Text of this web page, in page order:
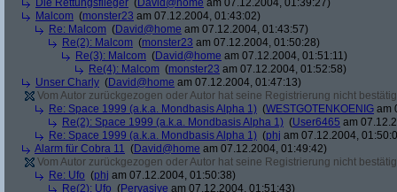
Die Rettungsflieger ( David@home am 07.12.2004, 01:39:27)
Malcom (monster23 am 07.12.2004, 01:43:02)
Re: Malcom (David@home am 07.12.2004, 01:43:57)
Re(2): Malcom (monster23 am 07.12.2004, 01:50:28)
Re(3): Malcom (David@home am 07.12.2004, 01:51:11)
Re(4): Malcom (monster23 am 07.12.2004, 01:52:58)
Unser Charly (David@home am 07.12.2004, 01:47:13)
Vom Autor zurückgezogen oder Autor hat seine Registrierung nicht
Re: Space 1999 (a.k.a. Mondbasis Alpha 1) (WESTGOTENKOENIG am
Re(2): Space 1999 (a.k.a. Mondbasis Alpha 1) (User6465 am
Re: Space 1999 (a.k.a. Mondbasis Alpha 1) (phj am 07.12.2004,
Alarm für Cobra 11 (David@home am 07.12.2004, 01:49:42)
Vom Autor zurückgezogen oder Autor hat seine Registrierung nicht
Re: Ufo (phj am 07.12.2004, 01:50:38)
Re(2): Ufo (Pervasive am 07.12.2004, 01:51:43)